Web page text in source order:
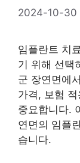
2024-10-30
임플란트 치
기 위해 선택
군 장연면에
가격, 보험
중요합니다.
연면의 임플
습니다.